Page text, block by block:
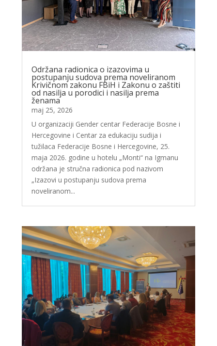
Održana radionica o izazovima u
postupanju sudova prema noveliranom
Krivičnom zakonu FBiH i Zakonu o zaštiti
od nasilja u porodici i nasilja prema
ženama
maj 25, 2026
U organizaciji Gender centar Federacije Bosne i
Hercegovine i Centar za edukaciju sudija i
tužilaca Federacije Bosne i Hercegovine, 25.
maja 2026. godine u hotelu „Monti“ na Igmanu
održana je stručna radionica pod nazivom
„Izazovi u postupanju sudova prema
noveliranom...